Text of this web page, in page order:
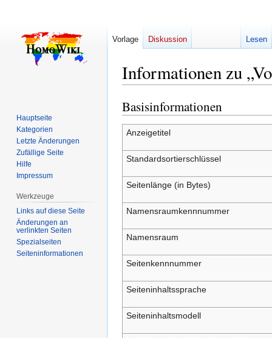
Informationen zu
Zur
Navigation
springen
Zur
Suche
springen
Basisinformationen
Anzeigetitel
Standardsortierschlüssel
Seitenlänge (in Bytes)
Namensraumkennnummer
Namensraum
Seitenkennnummer
Seiteninhaltssprache
Seiteninhaltsmodell
Vorlage Diskussion Lesen
Hauptseite
Kategorien
Letzte Änderungen
Zufällige Seite
Hilfe
Impressum
Werkzeuge
Links auf diese Seite
Änderungen an
verlinkten Seiten
Spezialseiten
Seiten­­informationen